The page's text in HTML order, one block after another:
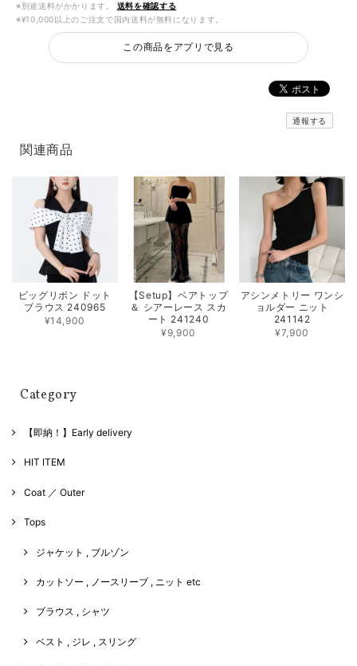
※別途送料がかかります。
送料を確認する
※¥10,000以上のご注文で国内送料が無料になります。
この商品をアプリで見る
通報する
関連商品
ビッグリボン ドット
ブラウス 240965
¥14,900
【Setup】ベアトップ
＆ シアーレース スカ
ート 241240
¥9,900
アシンメトリー ワンシ
ョルダー ニット
241142
¥7,900
Category
【即納！】Early delivery
HIT ITEM
Coat ／ Outer
Tops
ジャケット , ブルゾン
カットソー , ノースリーブ , ニット etc
ブラウス , シャツ
ベスト , ジレ , スリング